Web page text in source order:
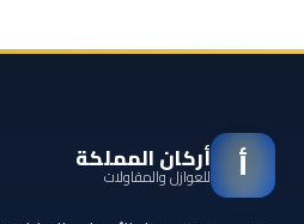
أ أركان المملكة
للعوازل والمقاولات